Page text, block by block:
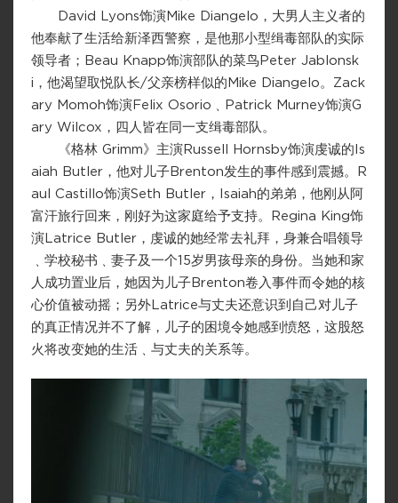
David Lyons饰演Mike Diangelo，大男人主义者的
他奉献了生活给新泽西警察，是他那小型缉毒部队的实际
领导者；Beau Knapp饰演部队的菜鸟Peter Jablonsk
i，他渴望取悦队长/父亲榜样似的Mike Diangelo。Zack
ary Momoh饰演Felix Osorio﹑Patrick Murney饰演G
ary Wilcox，四人皆在同一支缉毒部队。
《格林 Grimm》主演Russell Hornsby饰演虔诚的Is
aiah Butler，他对儿子Brenton发生的事件感到震撼。R
aul Castillo饰演Seth Butler，Isaiah的弟弟，他刚从阿
富汗旅行回来，刚好为这家庭给予支持。Regina King饰
演Latrice Butler，虔诚的她经常去礼拜，身兼合唱领导
﹑学校秘书﹑妻子及一个15岁男孩母亲的身份。当她和家
人成功置业后，她因为儿子Brenton卷入事件而令她的核
心价值被动摇；另外Latrice与丈夫还意识到自己对儿子
的真正情况并不了解，儿子的困境令她感到愤怒，这股怒
火将改变她的生活﹑与丈夫的关系等。